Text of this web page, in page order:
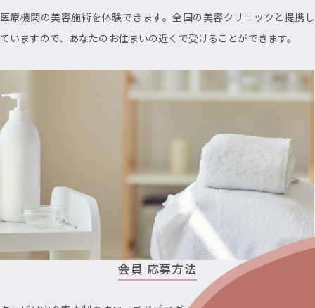
医療機関の美容施術を体験できます。全国の美容クリニックと提携し
ていますので、あなたのお住まいの近くで受けることができます。
会員 応募方法